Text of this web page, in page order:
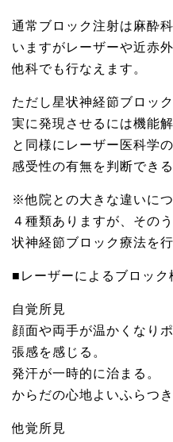
通常ブロック注射は麻酔
いますがレーザーや近赤
他科でも行なえます。
ただし星状神経節ブロッ
実に発現させるには機能
と同様にレーザー医科学
感受性の有無を判断でき
※他院との大きな違いに
４種類ありますが、その
状神経節ブロック療法を行
■レーザーによるブロック
自覚所見
顔面や両手が温かくなり
張感を感じる。
発汗が一時的に治まる。
からだの心地よいふらつ
他覚所見